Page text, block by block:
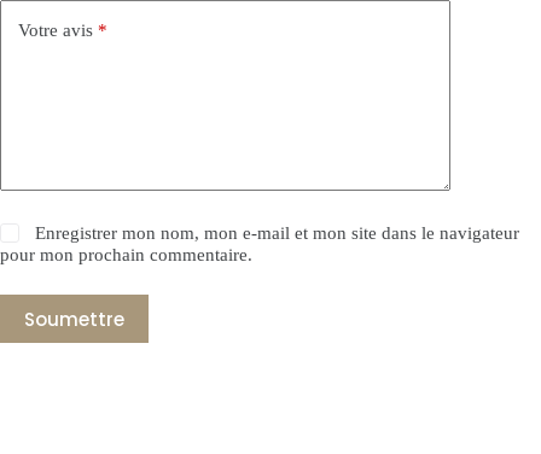
Votre avis *
Enregistrer mon nom, mon e-mail et mon site dans le navigateur
pour mon prochain commentaire.
Soumettre